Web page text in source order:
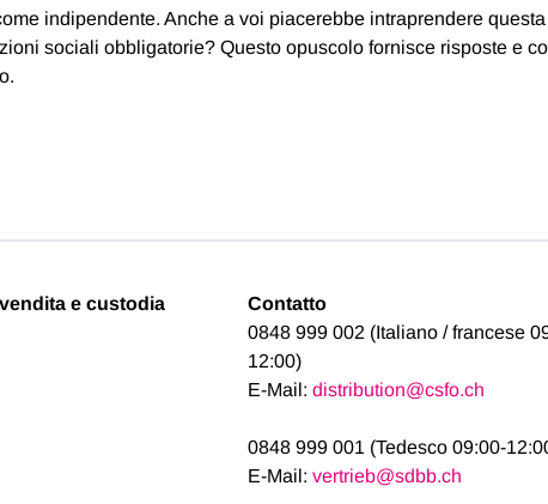
indipendente. Anche a voi piacerebbe intraprendere
sociali obbligatorie? Questo opuscolo fornisce risposte e
e custodia
Contatto
0848 999 002 (Italiano / francese
12:00)
E-Mail: distribution@csfo.ch
0848 999 001 (Tedesco 09:00-
E-Mail: vertrieb@sdbb.ch